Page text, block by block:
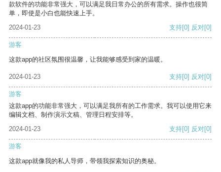
款软件的功能非常强大，可以满足我日常办公的所有需求。操作也很简
单，即使是小白也能快速上手。
2024-01-23
支持[0] 反对[0]
游客
这款app的社区氛围很温馨，让我能够感受到家的温暖。
2024-01-23 支持[0] 反对[0]
游客
这款app的功能非常强大，可以满足我所有的工作需求。我可以使用它来
编辑文档、制作演示文稿、管理日程安排等。
2024-01-23
支持[0] 反对[0]
游客
这款app就像我的私人导师，带领我探索知识的奥秘。